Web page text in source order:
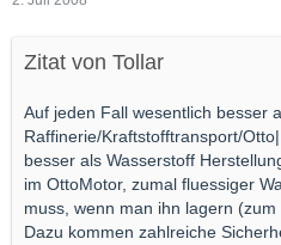
Zitat von Tollar
Auf jeden Fall wesentlich besser
Raffinerie/Kraftstofftransport/
besser als Wasserstoff
im OttoMotor, zumal fluessiger
muss, wenn man ihn lagern (zum
Dazu kommen zahlreiche